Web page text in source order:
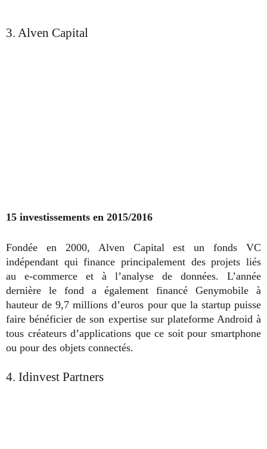
3. Alven Capital
15 investissements en 2015/2016
Fondée en 2000, Alven Capital est un fonds VC
indépendant qui finance principalement des projets liés
au e-commerce et à l’analyse de données. L’année
dernière le fond a également financé Genymobile à
hauteur de 9,7 millions d’euros pour que la startup puisse
faire bénéficier de son expertise sur plateforme Android à
tous créateurs d’applications que ce soit pour smartphone
ou pour des objets connectés.
4. Idinvest Partners